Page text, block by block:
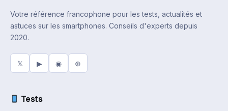
Votre référence francophone pour les tests, actualités et
astuces sur les smartphones. Conseils d'experts depuis
2020.
𝕏 ▶ ◉ ⊕
Tests